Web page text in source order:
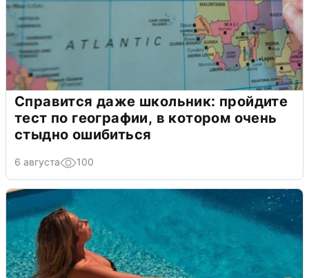
Справится даже школьник: пройдите
тест по географии, в котором очень
стыдно ошибиться
6 августа 100